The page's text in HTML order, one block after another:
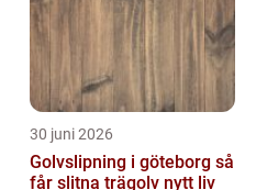
30 juni 2026
Golvslipning i göteborg så
får slitna trägolv nytt liv